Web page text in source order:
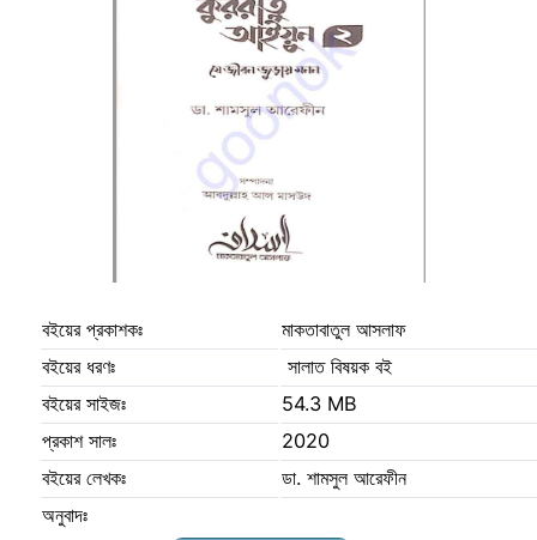
বইয়ের প্রকাশকঃ
মাকতাবাতুল আসলাফ
বইয়ের ধরণঃ
সালাত বিষয়ক বই
বইয়ের সাইজঃ
54.3 MB
প্রকাশ সালঃ
2020
বইয়ের লেখকঃ
ডা. শামসুল আরেফীন
অনুবাদঃ